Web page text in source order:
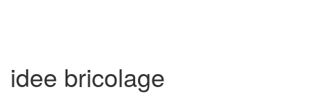
idee bricolage